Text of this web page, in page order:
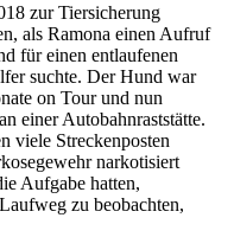
zur Tiersicherung
als Ramona einen Aufruf
für einen entlaufenen
suchte. Der Hund war
on Tour und nun
einer Autobahnraststätte.
viele Streckenposten
narkotisiert
Aufgabe hatten,
zu beobachten,